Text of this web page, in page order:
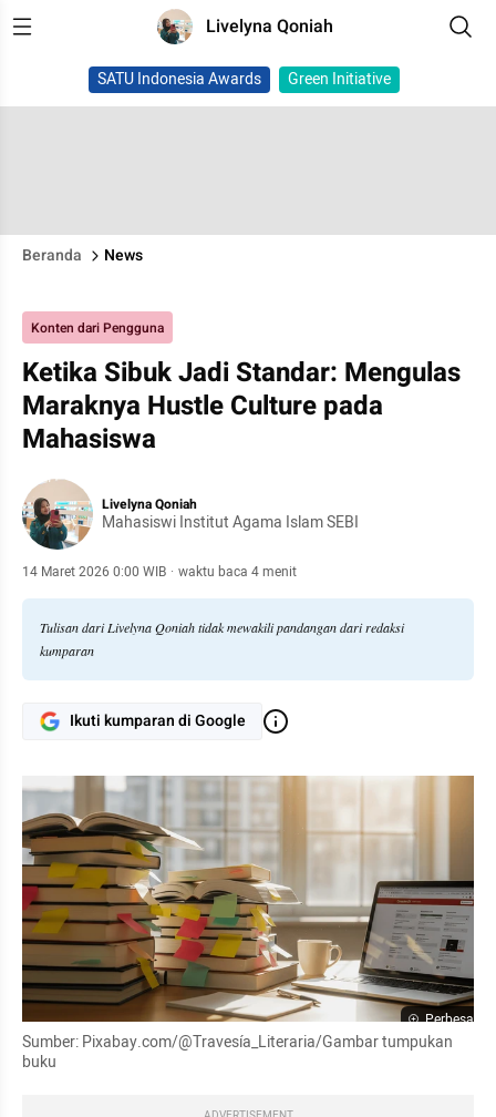
Livelyna Qoniah
SATU Indonesia Awards Green Initiative
Beranda News
Konten dari Pengguna
Ketika Sibuk Jadi Standar: Mengulas
Maraknya Hustle Culture pada
Mahasiswa
Livelyna Qoniah
Mahasiswi Institut Agama Islam SEBI
14 Maret 2026 0:00 WIB · waktu baca 4 menit
Tulisan dari Livelyna Qoniah tidak mewakili pandangan dari redaksi
kumparan
Ikuti kumparan di Google
Perbesar
Sumber: Pixabay.com/@Travesía_Literaria/Gambar tumpukan
buku